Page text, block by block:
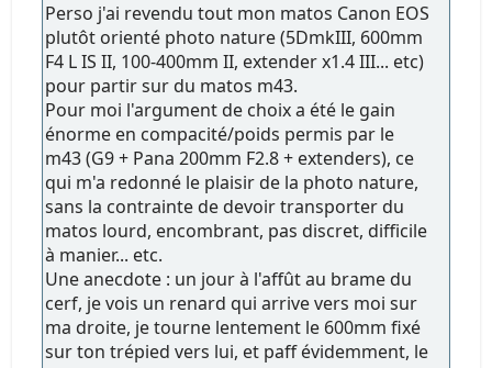
Perso j'ai revendu tout mon matos Canon EOS
plutôt orienté photo nature (5DmkIII, 600mm
F4 L IS II, 100-400mm II, extender x1.4 III... etc)
pour partir sur du matos m43.
Pour moi l'argument de choix a été le gain
énorme en compacité/poids permis par le
m43 (G9 + Pana 200mm F2.8 + extenders), ce
qui m'a redonné le plaisir de la photo nature,
sans la contrainte de devoir transporter du
matos lourd, encombrant, pas discret, difficile
à manier... etc.
Une anecdote : un jour à l'affût au brame du
cerf, je vois un renard qui arrive vers moi sur
ma droite, je tourne lentement le 600mm fixé
sur ton trépied vers lui, et paff évidemment, le